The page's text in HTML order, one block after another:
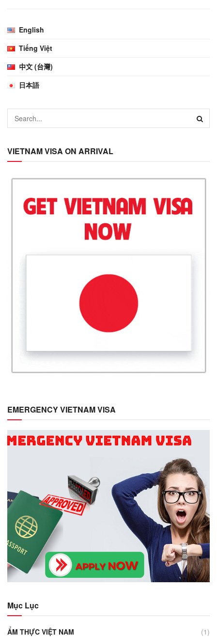
English
Tiếng Việt
中文 (台灣)
日本語
VIETNAM VISA ON ARRIVAL
EMERGENCY VIETNAM VISA
Mục Lục
ẨM THỰC VIỆT NAM
(1)